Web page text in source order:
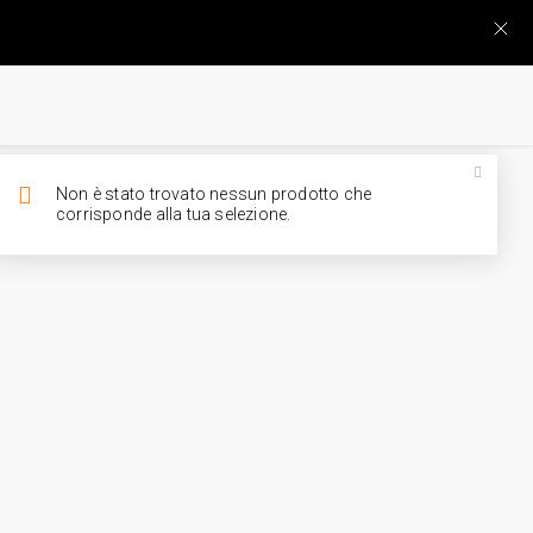
Non è stato trovato nessun prodotto che
corrisponde alla tua selezione.